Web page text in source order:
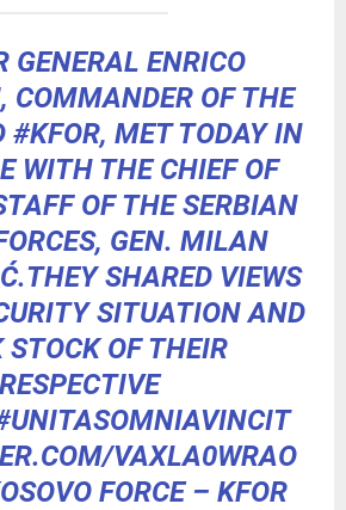
GENERAL ENRICO
COMMANDER OF THE
#KFOR, MET TODAY IN
WITH THE CHIEF OF
OF THE SERBIAN
GEN. MILAN
SHARED VIEWS
SITUATION AND
STOCK OF THEIR
RESPECTIVE
VAXLA0WRAO
FORCE – KFOR